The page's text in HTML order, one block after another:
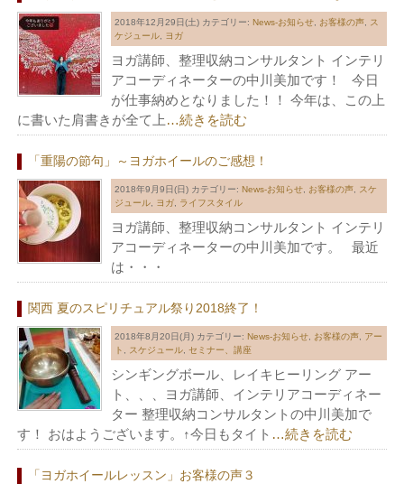
2018年12月29日(土) カテゴリー: News-お知らせ, お客様の声, ス
ケジュール, ヨガ
ヨガ講師、整理収納コンサルタント インテリ
アコーディネーターの中川美加です！ 今日
が仕事納めとなりました！！ 今年は、この上
に書いた肩書きが全て上…続きを読む
「重陽の節句」～ヨガホイールのご感想！
2018年9月9日(日) カテゴリー: News-お知らせ, お客様の声, スケ
ジュール, ヨガ, ライフスタイル
ヨガ講師、整理収納コンサルタント インテリ
アコーディネーターの中川美加です。 最近
は・・・
関西 夏のスピリチュアル祭り2018終了！
2018年8月20日(月) カテゴリー: News-お知らせ, お客様の声, アー
ト , スケジュール,セミナー、講座
シンギングボール、レイキヒーリング アー
ト、、、ヨガ講師、インテリアコーディネー
ター 整理収納コンサルタントの中川美加で
す！ おはようございます。↑今日もタイト …続きを読む
「ヨガホイールレッスン」お客様の声３